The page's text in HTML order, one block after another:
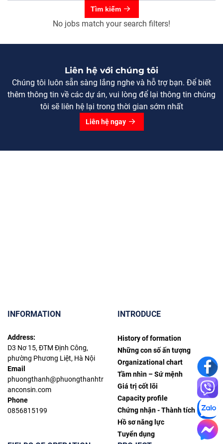
Tìm kiếm
No jobs match your search filters!
Liên hệ với chúng tôi
Chúng tôi luôn sẵn sàng lắng nghe và hỗ trợ bạn. Để biết
thêm thông tin về các dự án, vui lòng để lại thông tin chúng
tôi sẽ liên hệ lại trong thời gian sớm nhất
Liên hệ ngay
INFORMATION
Address:
D3 Nơ 15, ĐTM Định Công,
phường Phương Liệt, Hà Nội
Email
phuongthanh@phuongthanhtr
anconsin.com
Phone
0856815199
INTRODUCE
History of formation
Những con số ấn tượng
Organizational chart
Tầm nhìn – Sứ mệnh
Giá trị cốt lõi
Capacity profile
Chứng nhận - Thành tích
Hồ sơ năng lực
Tuyển dụng